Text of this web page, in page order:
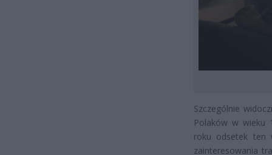
Szczególnie
Polaków w wieku
roku odsetek ten
zainteresowania